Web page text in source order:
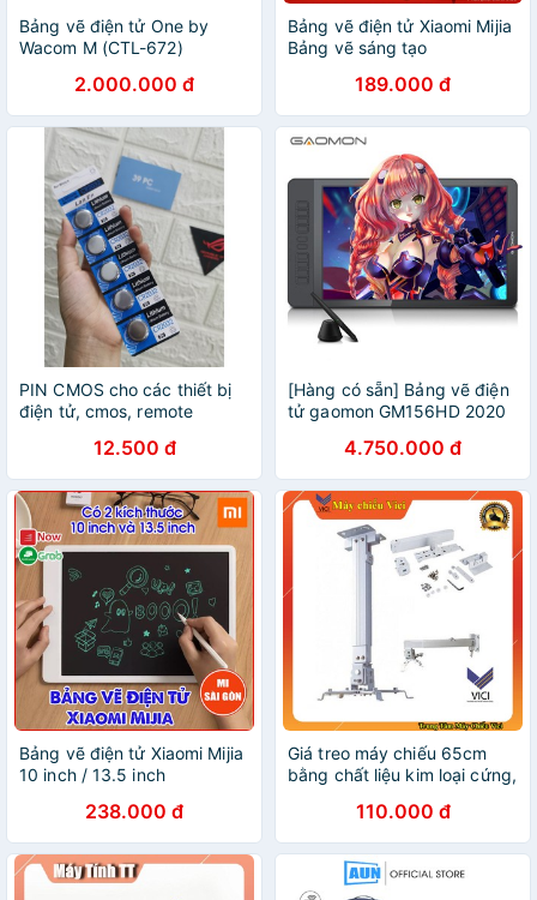
Bảng vẽ điện tử One by
Wacom M (CTL-672)
2.000.000 đ
Bảng vẽ điện tử Xiaomi Mijia
Bảng vẽ sáng tạo
189.000 đ
PIN CMOS cho các thiết bị
điện tử, cmos, remote
12.500 đ
[Hàng có sẵn] Bảng vẽ điện
tử gaomon GM156HD 2020
4.750.000 đ
Bảng vẽ điện tử Xiaomi Mijia
10 inch / 13.5 inch
238.000 đ
Giá treo máy chiếu 65cm
bằng chất liệu kim loại cứng,
giá treo máy chiếu chính
hãng
110.000 đ